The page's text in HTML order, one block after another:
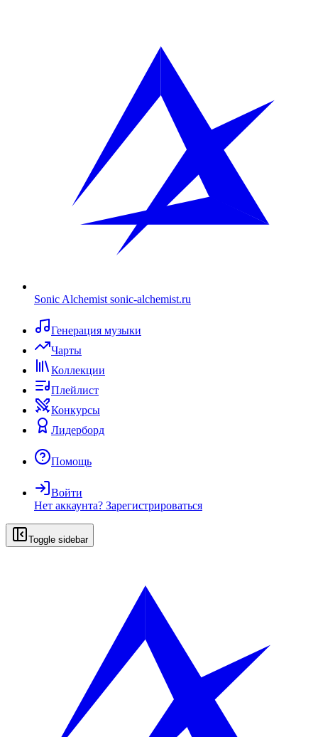
Sonic Alchemist sonic-alchemist.ru
Генерация музыки
Чарты
Коллекции
Плейлист
Конкурсы
Лидерборд
Помощь
Войти
Нет аккаунта? Зарегистрироваться
Toggle sidebar